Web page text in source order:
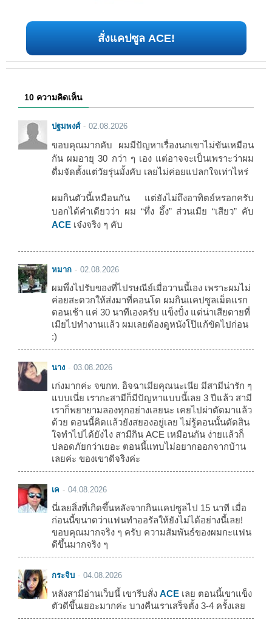
สั่งแคปซูล ACE!
10 ความคิดเห็น
ปฐมพงศ์ 02.08.2026
ขอบคุณมากคับ ผมมีปัญหาเรื่องนกเขาไม่ขันเหมือน
กัน ผมอายุ 30 กว่า ๆ เอง แต่อาจจะเป็นเพราะว่าผม
ดื่มจัดตั้งแต่วัยรุ่นมั้งคับ เลยไม่ค่อยแปลกใจเท่าไหร่
ผมกินตัวนี้เหมือนกัน แต่ยังไม่ถึงอาทิตย์หรอกครับ
บอกได้คำเดียวว่า ผม “ทึ่ง อึ้ง” ส่วนเมีย “เสียว” คับ
ACE เจ๋งจริง ๆ คับ
หมาก 02.08.2026
ผมพึ่งไปรับของที่ไปรษณีย์เมื่อวานนี้เอง เพราะผมไม่
ค่อยสะดวกให้ส่งมาที่คอนโด ผมกินแคปซูลเม็ดแรก
ตอนเช้า แค่ 30 นาทีเองครับ แข็งปั๋ง แต่น่าเสียดายที่
เมียไปทำงานแล้ว ผมเลยต้องดูหนังโป๊แก้ขัดไปก่อน
:)
นาง 03.08.2026
เก่งมากค่ะ จขกท. อิจฉาเมียคุณนะเนีย มีสามีน่ารัก ๆ
แบบเนี่ย เรากะสามีก็มีปัญหาแบบนี้เลย 3 ปีแล้ว สามี
เราก็พยายามลองทุกอย่างเลยนะ เคยไปผ่าตัดมาแล้ว
ด้วย ตอนนี้คิดแล้วยังสยองอยู่เลย ไม่รู้ตอนนั้นตัดสิน
ใจทำไปได้ยังไง สามีกิน ACE เหมือนกัน ง่ายแล้วก็
ปลอดภัยกว่าเยอะ ตอนนี้แทบไม่อยากออกจากบ้าน
เลยค่ะ ของเขาดีจริงค่ะ
เค 04.08.2026
นี่เลยสิ่งที่เกิดขึ้นหลังจากกินแคปซูลไป 15 นาที เมื่อ
ก่อนนี้ขนาดว่าแฟนทำออรัลให้ยังไม่ได้อย่างนี้เลย!
ขอบคุณมากจริง ๆ ครับ ความสัมพันธ์ของผมกะแฟน
ดีขึ้นมากจริง ๆ
กระจิบ 04.08.2026
หลังสามีอ่านเว็บนี้ เขารีบสั่ง ACE เลย ตอนนี้เขาแข็ง
ตัวดีขึ้นเยอะมากค่ะ บางคืนเราเสร็จตั้ง 3-4 ครั้งเลย